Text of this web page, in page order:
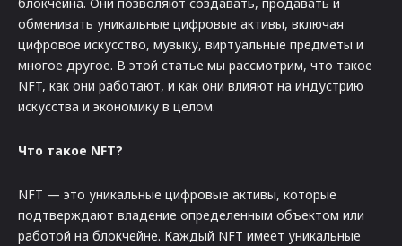
обменивать уникальные цифровые активы, включая
цифровое искусство, музыку, виртуальные предметы и
многое другое. В этой статье мы рассмотрим, что такое
NFT, как они работают, и как они влияют на индустрию
искусства и экономику в целом.
Что такое NFT?
NFT — это уникальные цифровые активы, которые
подтверждают владение определенным объектом или
работой на блокчейне. Каждый NFT имеет уникальные